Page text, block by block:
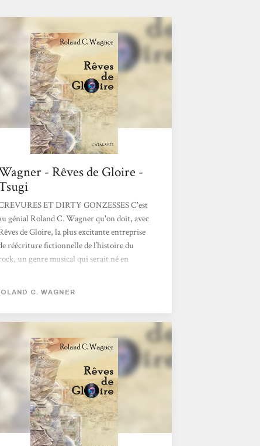
- Rêves de Gloire -
ET DIRTY GONZESSES C'est
génial Roland C. Wagner qu'on doit, avec
de Gloire, la plus excitante entreprise
réécriture fictionnelle de l’histoire du
un genre musical qui serait né en
une partition au milieu des années 70
Nous sommes au début du XXIe siècle et un
de disques, spécialiste du
"rock psychodélique", évoque ses souvenirs...
C. WAGNER